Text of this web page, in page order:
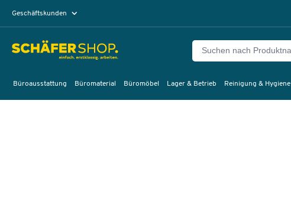
Geschäftskunden
Büroausstattung Büromaterial Büromöbel Lager & Betrieb Reinigung & Hygiene